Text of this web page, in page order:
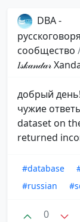
DBA -
сообщество
𝐼𝓈𝓀𝒶𝓃𝒹𝒶𝓇️
добрый
чужие
dataset on
returned
#database
#russian
0